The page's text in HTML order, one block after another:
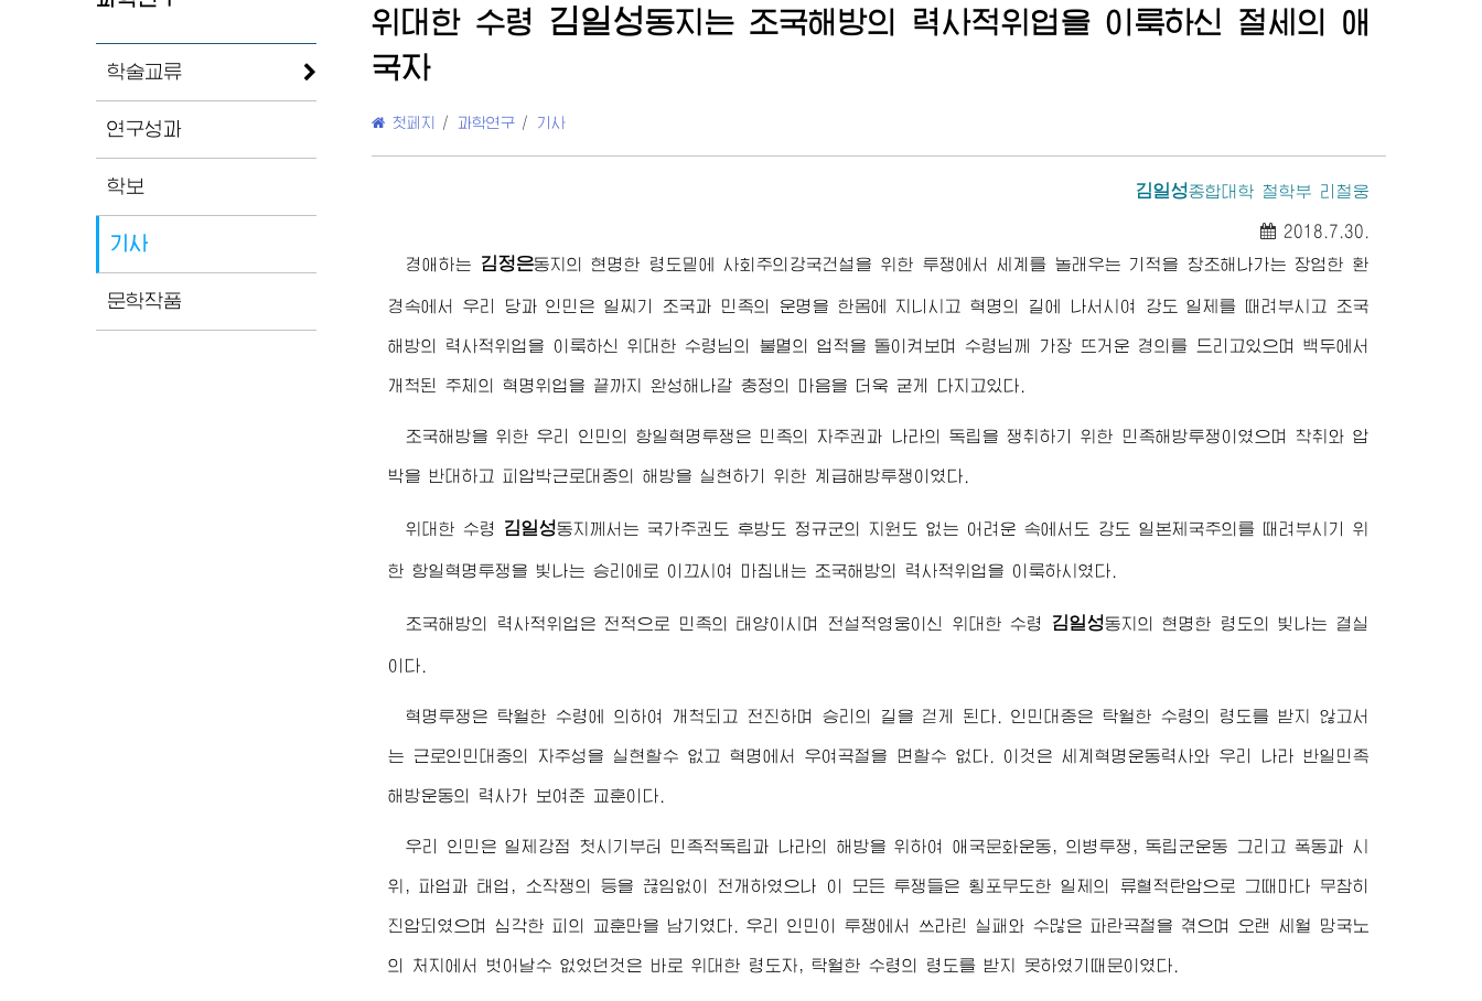
학술교류
연구성과
학보
기사
문학작품
위대한 수령 김일성동지 는 조국해방의 력사적위업을 이룩하신 절세의 애
국자
첫페지 / 과학연구 / 기사
김일성종합대학 철학부 리철웅
2018.7.30.
경애하는
김정은동지 의 현명한 령도밑에 사회주의강국건설을 위한 투쟁에서 세계를 놀래우는 기적을 창조해나가는 장엄한 환
경속에서 우리 당과 인민은 일찌기 조국과 민족의 운명을 한몸에 지니시고 혁명의 길에 나서시여 강도 일제를 때려부시고 조국
해방의 력사적위업을 이룩하신 위대한 수령님의 불멸의 업적을 돌이켜보며 수령님 께 가장 뜨거운 경의를 드리고있으며 백두에서
개척된 주체의 혁명위업을 끝까지 완성해나갈 충정의 마음을 더욱 굳게 다지고있다.
조국해방을 위한 우리 인민의 항일혁명투쟁은 민족의 자주권과 나라의 독립을 쟁취하기 위한 민족해방투쟁이였으며 착취와 압
박을 반대하고 피압박근로대중의 해방을 실현하기 위한 계급해방투쟁이였다.
위대한 수령 김일성동지 께서는 국가주권도 후방도 정규군의 지원도 없는 어려운 속에서도 강도 일본제국주의를 때려부시기 위
한 항일혁명투쟁을 빛나는 승리에로 이끄시여 마침내는 조국해방의 력사적위업을 이룩하시였다.
조국해방의 력사적위업은 전적으로 민족의 태양이시며 전설적영웅이신 위대한 수령 김일성동지 의 현명한 령도의 빛나는 결실
이다.
혁명투쟁은 탁월한 수령에 의하여 개척되고 전진하며 승리의 길을 걷게 된다. 인민대중은 탁월한 수령의 령도를 받지 않고서
는 근로인민대중의 자주성을 실현할수 없고 혁명에서 우여곡절을 면할수 없다. 이것은 세계혁명운동력사와 우리 나라 반일민족
해방운동의 력사가 보여준 교훈이다.
우리 인민은 일제강점 첫시기부터 민족적독립과 나라의 해방을 위하여 애국문화운동, 의병투쟁, 독립군운동 그리고 폭동과 시
위, 파업과 태업, 소작쟁의 등을 끊임없이 전개하였으나 이 모든 투쟁들은 횡포무도한 일제의 류혈적탄압으로 그때마다 무참히
진압되였으며 심각한 피의 교훈만을 남기였다. 우리 인민이 투쟁에서 쓰라린 실패와 수많은 파란곡절을 겪으며 오랜 세월 망국노
의 처지에서 벗어날수 없었던것은 바로 위대한 령도자 , 탁월한 수령의 령도를 받지 못하였기때문이였다.